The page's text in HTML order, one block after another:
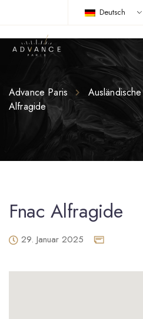
Deutsch
Advance Paris
Alfragide
Fnac Alfragide
29. Januar 2025